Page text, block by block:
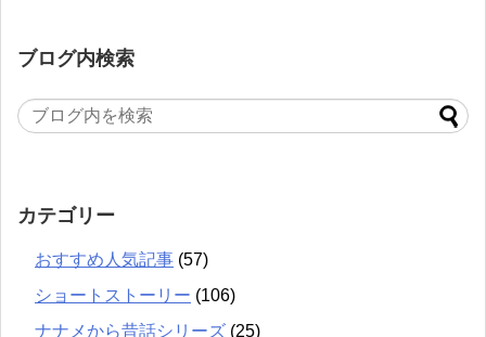
ブログ内検索
カテゴリー
おすすめ人気記事 (57)
ショートストーリー (106)
ナナメから昔話シリーズ (25)